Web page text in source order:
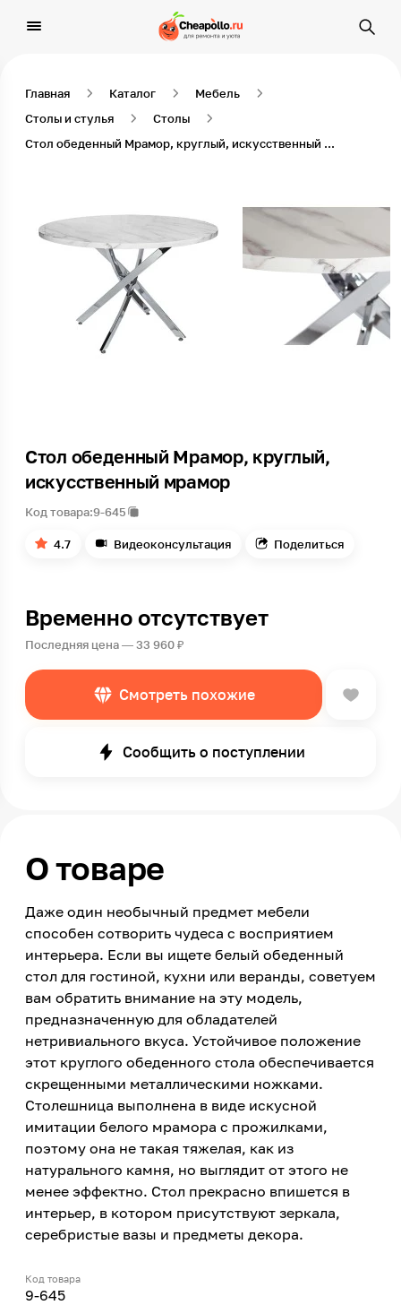
Главная Каталог
Мебель
Столы и стулья
Столы
Стол обеденный Мрамор, круглый, искусственный мрамор
Стол обеденный Мрамор, круглый,
искусственный мрамор
Код товара:9-645
4.7 Видеоконсультация Поделиться
Временно отсутствует
Последняя цена — 33 960 ₽
Смотреть похожие
Сообщить о поступлении
О товаре
Даже один необычный предмет мебели
способен сотворить чудеса с восприятием
интерьера. Если вы ищете белый обеденный
стол для гостиной, кухни или веранды, советуем
вам обратить внимание на эту модель,
предназначенную для обладателей
нетривиального вкуса. Устойчивое положение
этот круглого обеденного стола обеспечивается
скрещенными металлическими ножками.
Столешница выполнена в виде искусной
имитации белого мрамора с прожилками,
поэтому она не такая тяжелая, как из
натурального камня, но выглядит от этого не
менее эффектно. Стол прекрасно впишется в
интерьер, в котором присутствуют зеркала,
серебристые вазы и предметы декора.
Код товара
9-645